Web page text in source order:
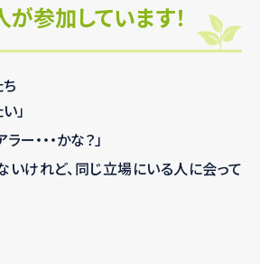
が参加しています！
」
ー・・・かな？」
いけれど、同じ立場にいる人に会って